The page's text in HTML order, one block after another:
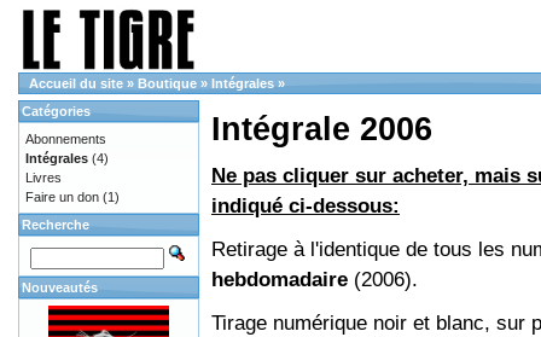
Accueil du site » Boutique » Intégrales »
Intégrale 2006
Ne pas cliquer sur acheter, mais
indiqué ci-dessous:
Retirage à l'identique de tous les
hebdomadaire (2006).
Tirage numérique noir et blanc, sur
Catégories
Abonnements
Intégrales (4)
Livres
Faire un don (1)
Recherche
Nouveautés